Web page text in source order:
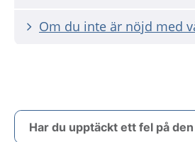
Om du inte är nöjd med
Har du upptäckt ett fel på